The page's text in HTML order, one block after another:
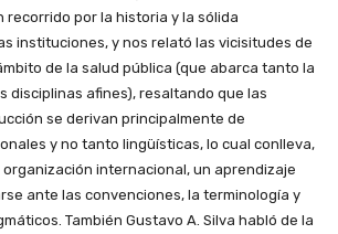
recorrido por la historia y la sólida
instituciones, y nos relató las vicisitudes de
de la salud pública (que abarca tanto la
disciplinas afines), resaltando que las
se derivan principalmente de
y no tanto lingüísticas, lo cual conlleva,
internacional, un aprendizaje
ante las convenciones, la terminología y
También Gustavo A. Silva habló de la